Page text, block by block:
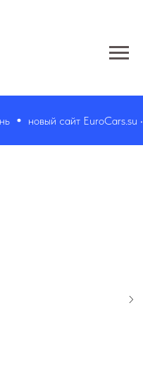
новый сайт EuroCars.su •